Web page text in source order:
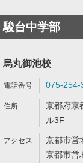
駿台中学部
烏丸御池校
075-254-
京都府京
ル3F
京都市営
京都市営